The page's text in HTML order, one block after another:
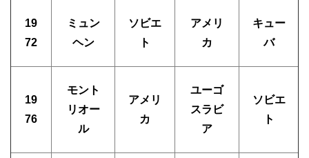
19
72
ミュン
ヘン
ソビエ
ト
アメリ
カ
キュー
バ
19
76
モント
リオー
ル
アメリ
カ
ユーゴ
スラビ
ア
ソビエ
ト